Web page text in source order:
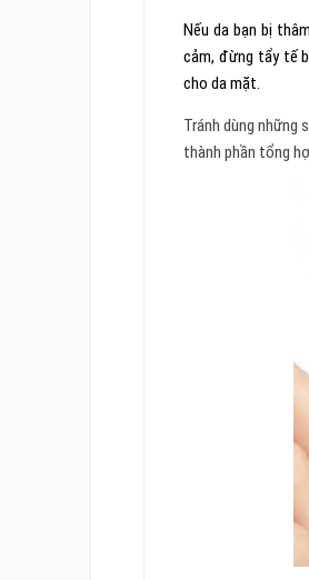
Nếu da bạn bị
cảm, đừng tẩy tế
cho da mặt.
Tránh dùng những
thành phần tổng